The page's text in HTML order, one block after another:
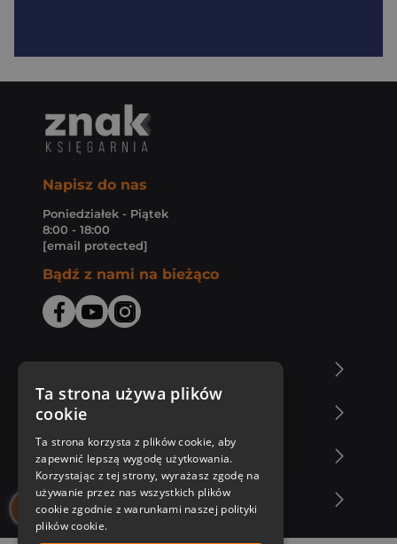
Napisz do nas
Poniedziałek - Piątek
8:00 - 18:00
[email protected]
Bądź z nami na bieżąco
Zakupy u nas
Nasza oferta
Nasi autorzy
Ta strona używa plików
cookie
Ta strona korzysta z plików cookie, aby
zapewnić lepszą wygodę użytkowania.
Korzystając z tej strony, wyrażasz zgodę na
używanie przez nas wszystkich plików
cookie zgodnie z warunkami naszej polityki
plików cookie.